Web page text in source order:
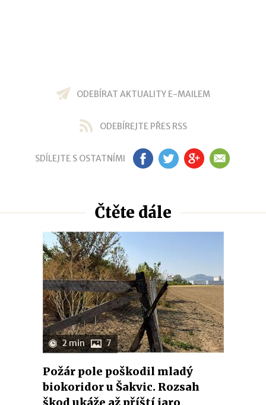
ODEBÍRAT AKTUALITY E-MAILEM
ODEBÍREJTE PŘES RSS
SDÍLEJTE S OSTATNÍMI FB TW GP EM
Čtěte dále
2 min 7
Požár pole poškodil mladý
biokoridor u Šakvic. Rozsah